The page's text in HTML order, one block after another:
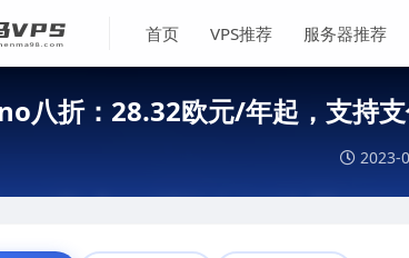
首页 VPS推荐 服务器推荐
八折：28.32欧元/年起，支持
2023-